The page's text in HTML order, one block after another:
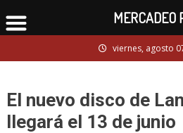
to
viernes, agosto
El nuevo disco de
llegará el 13 de junio
MERCADEO